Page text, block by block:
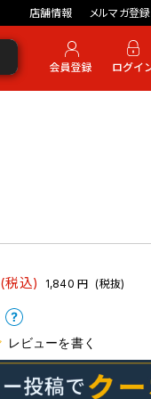
店舗情報 メルマガ登録
(税込) 1,840 円 (税抜)
レビューを書く